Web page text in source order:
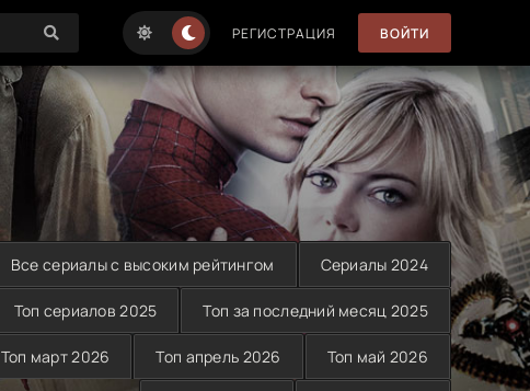
РЕГИСТРАЦИЯ ВОЙТИ
Все сериалы с высоким рейтингом Сериалы 2024
Топ сериалов 2025 Топ за последний месяц 2025
Топ март 2026 Топ апрель 2026 Топ май 2026